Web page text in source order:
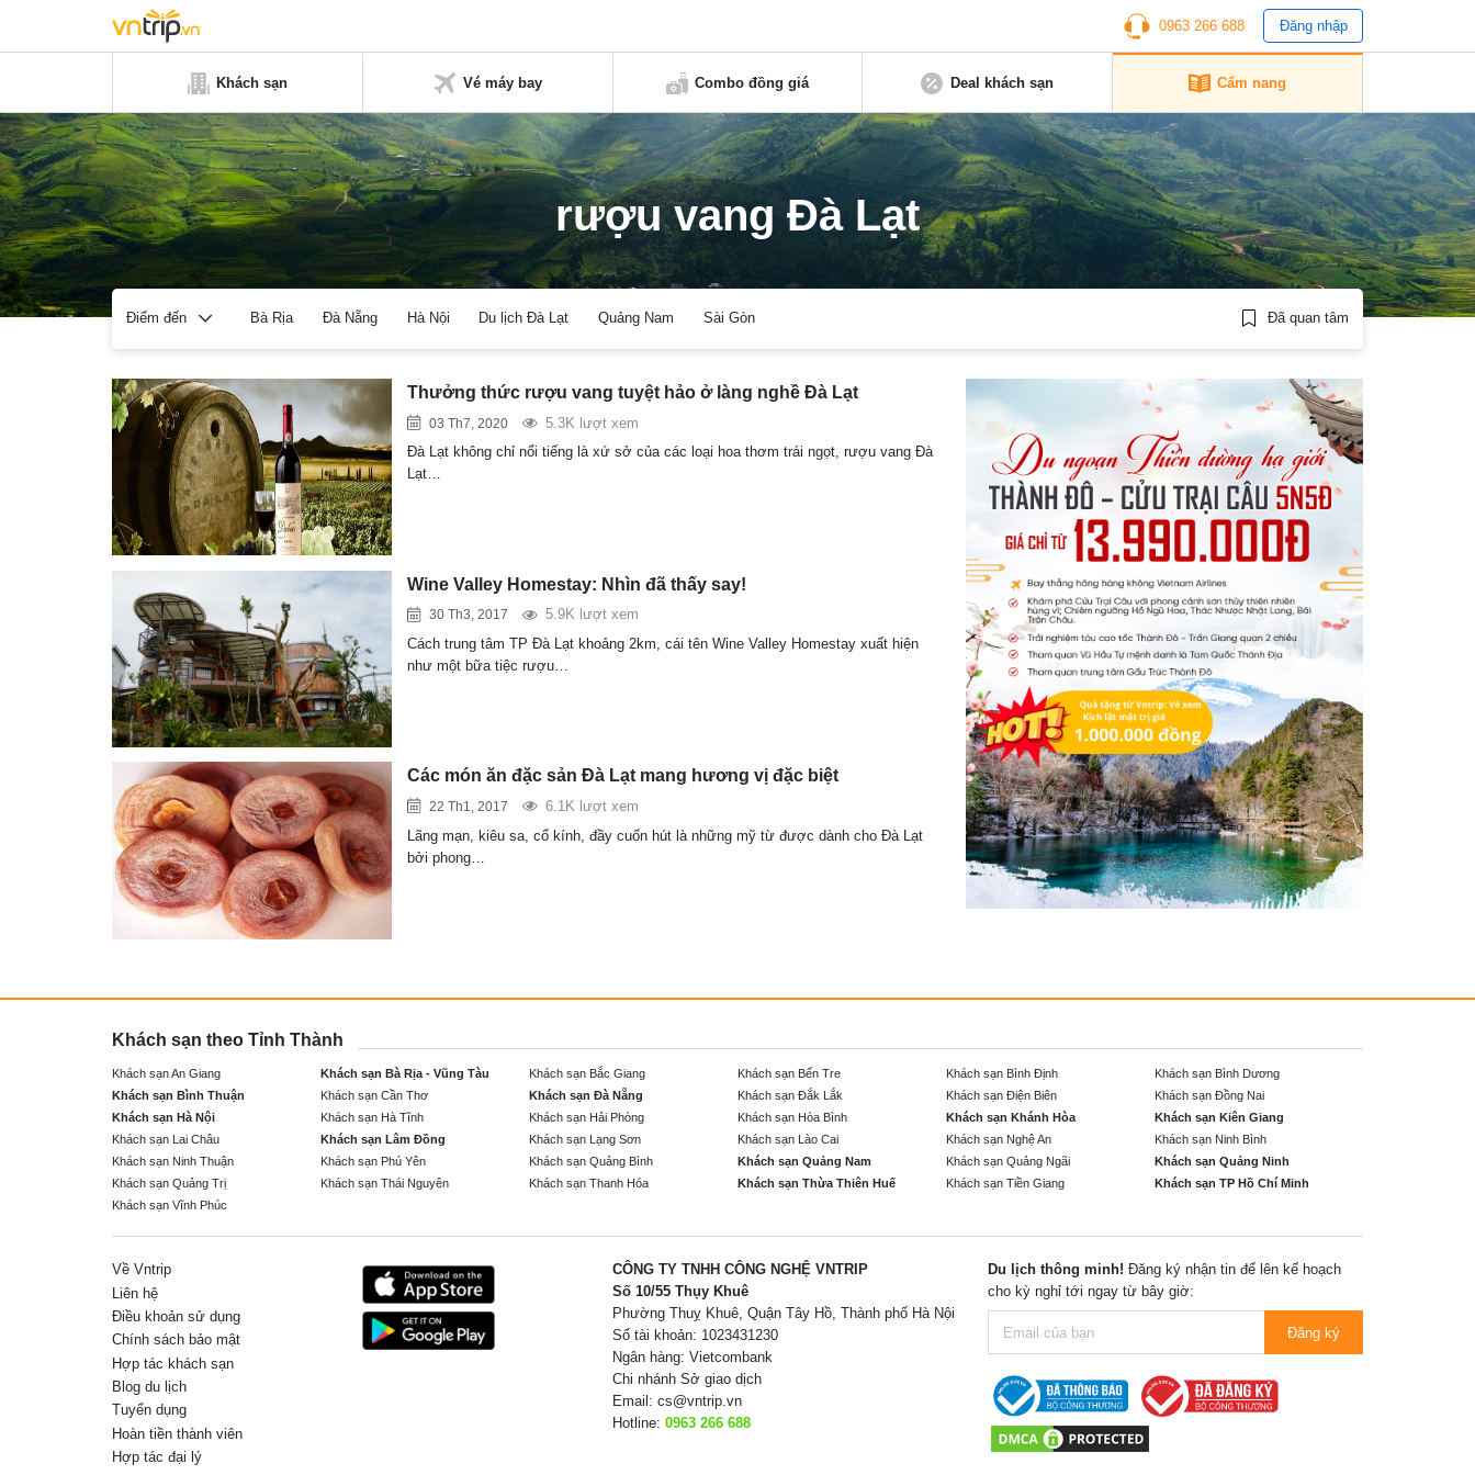
0963 266 688 Đăng nhập
Khách sạn Vé máy bay Combo đồng giá Deal khách sạn Cẩm nang
rượu vang Đà Lạt
Điểm đến Bà Rịa Đà Nẵng Hà Nội Du lịch Đà Lạt Quảng Nam Sài Gòn Đã quan tâm
Thưởng thức rượu vang tuyệt hảo ở làng nghề Đà Lạt
03 Th7, 2020
5.3K lượt xem
Đà Lạt không chỉ nổi tiếng là xứ sở của các loại hoa thơm trái ngọt, rượu vang Đà
Lạt…
Wine Valley Homestay: Nhìn đã thấy say!
30 Th3, 2017
5.9K lượt xem
Cách trung tâm TP Đà Lạt khoảng 2km, cái tên Wine Valley Homestay xuất hiện
như một bữa tiệc rượu…
Các món ăn đặc sản Đà Lạt mang hương vị đặc biệt
22 Th1, 2017
6.1K lượt xem
Lãng mạn, kiêu sa, cổ kính, đầy cuốn hút là những mỹ từ được dành cho Đà Lạt
bởi phong…
Khách sạn theo Tỉnh Thành
Khách sạn An Giang Khách sạn Bà Rịa - Vũng Tàu Khách sạn Bắc Giang Khách sạn Bến Tre Khách sạn Bình Định
Khách sạn Bình Dương
Khách sạn Bình Thuận
Khách sạn Cần Thơ Khách sạn Đà Nẵng Khách sạn Đắk Lắk Khách sạn Điện Biên
Khách sạn Đồng Nai
Khách sạn Hà Nội
Khách sạn Hà Tĩnh Khách sạn Hải Phòng Khách sạn Hòa Bình Khách sạn Khánh Hòa
Khách sạn Kiên Giang
Khách sạn Lai Châu
Khách sạn Lâm Đồng Khách sạn Lạng Sơn Khách sạn Lào Cai Khách sạn Nghệ An
Khách sạn Ninh Bình
Khách sạn Ninh Thuận
Khách sạn Phú Yên Khách sạn Quảng Bình Khách sạn Quảng Nam Khách sạn Quảng Ngãi
Khách sạn Quảng Ninh
Khách sạn Quảng Trị
Khách sạn Thái Nguyên Khách sạn Thanh Hóa Khách sạn Thừa Thiên Huế Khách sạn Tiền Giang
Khách sạn TP Hồ Chí Minh
Khách sạn Vĩnh Phúc
Về Vntrip
Liên hệ
Điều khoản sử dụng
Chính sách bảo mật
Hợp tác khách sạn
Blog du lịch
Tuyển dụng
Hoàn tiền thành viên
Hợp tác đại lý
CÔNG TY TNHH CÔNG NGHỆ VNTRIP
Số 10/55 Thụy Khuê
Phường Thuỵ Khuê, Quận Tây Hồ, Thành phố Hà Nội
Số tài khoản: 1023431230
Ngân hàng: Vietcombank
Chi nhánh Sở giao dịch
Email: cs@vntrip.vn
Hotline: 0963 266 688
Du lịch thông minh! Đăng ký nhận tin để lên kế hoạch
cho kỳ nghỉ tới ngay từ bây giờ:
Đăng ký